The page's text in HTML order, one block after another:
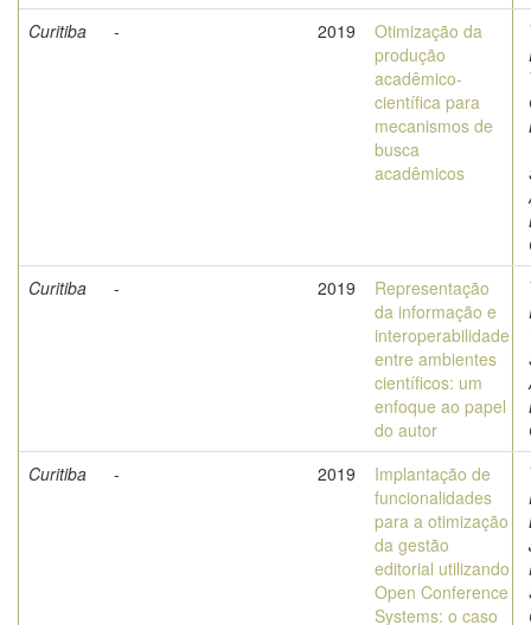
Curitiba
- 2019
Otimização da
produção
acadêmico-
científica para
mecanismos de
busca
acadêmicos
Curitiba
- 2019
Representação
da informação e
interoperabilidade
entre ambientes
científicos: um
enfoque ao papel
do autor
Curitiba
- 2019
Implantação de
funcionalidades
para a otimização
da gestão
editorial utilizando
Open Conference
Systems: o caso